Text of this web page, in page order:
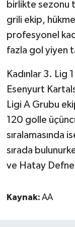
birlikte sezonu
grili ekip,
profesyonel
fazla gol yiyen
Kadınlar 3. Lig
Esenyurt
Ligi A Grubu
120 golle
sıralamasında
sırada
ve Hatay
Kaynak: AA